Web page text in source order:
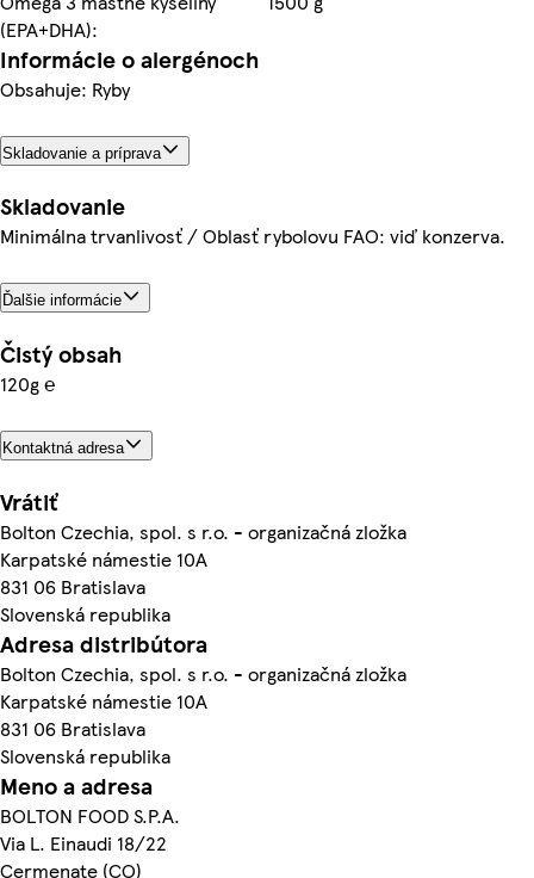
(EPA+DHA):
Informácie o alergénoch
Obsahuje: Ryby
Skladovanie a príprava
Skladovanie
Minimálna trvanlivosť / Oblasť rybolovu FAO: viď konzerva.
Ďalšie informácie
Čistý obsah
120g ℮
Kontaktná adresa
Vrátiť
Bolton Czechia, spol. s r.o. - organizačná zložka
Karpatské námestie 10A
831 06 Bratislava
Slovenská republika
Adresa distribútora
Bolton Czechia, spol. s r.o. - organizačná zložka
Karpatské námestie 10A
831 06 Bratislava
Slovenská republika
Meno a adresa
BOLTON FOOD S.P.A.
Via L. Einaudi 18/22
Cermenate (CO)